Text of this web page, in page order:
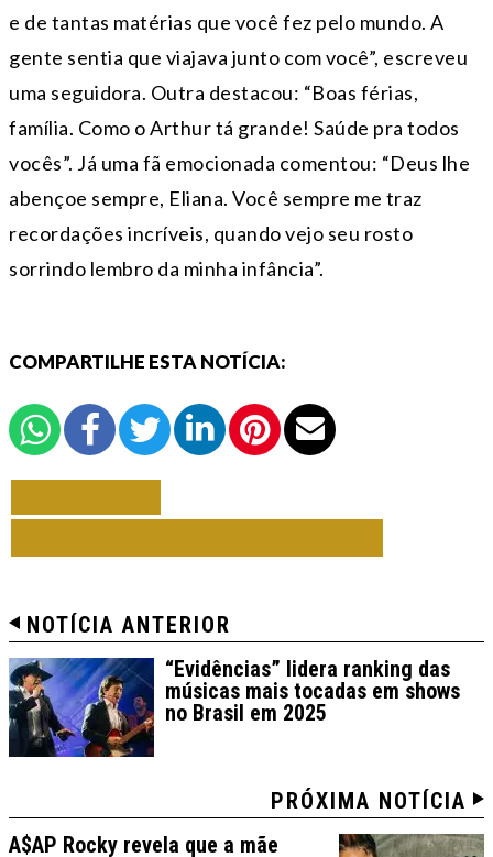
e de tantas matérias que você fez pelo mundo. A
gente sentia que viajava junto com você”, escreveu
uma seguidora. Outra destacou: “Boas férias,
família. Como o Arthur tá grande! Saúde pra todos
vocês”. Já uma fã emocionada comentou: “Deus lhe
abençoe sempre, Eliana. Você sempre me traz
recordações incríveis, quando vejo seu rosto
sorrindo lembro da minha infância”.
COMPARTILHE ESTA NOTÍCIA:
NOTÍCIA ANTERIOR
“Evidências” lidera ranking das
músicas mais tocadas em shows
no Brasil em 2025
PRÓXIMA NOTÍCIA
A$AP Rocky revela que a mãe